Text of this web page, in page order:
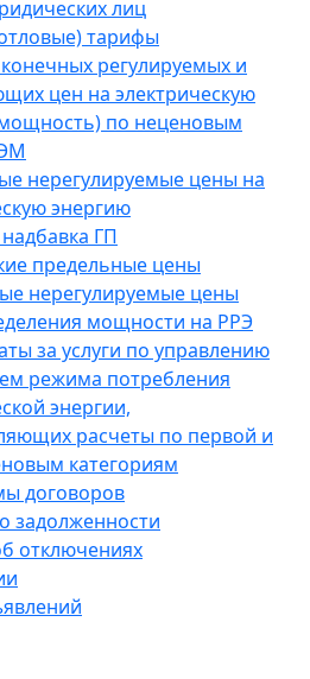
лиц
тарифы
регулируемых и
цен на электрическую
по неценовым
нерегулируемые цены на
энергию
ГП
предельные цены
нерегулируемые цены
мощности на РРЭ
за услуги по управлению
режима потребления
энергии,
расчеты по первой и
категориям
договоров
задолженности
отключениях